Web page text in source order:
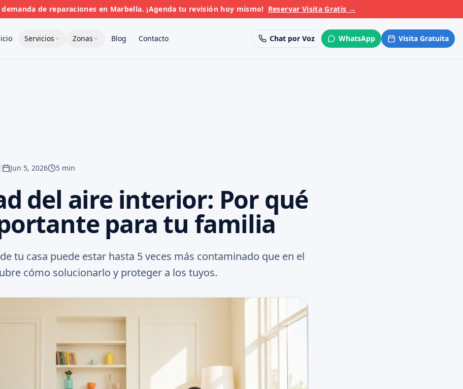
demanda de reparaciones en Marbella. ¡Agenda tu revisión hoy mismo! Reservar Visita Gratis →
Servicios Zonas Blog Contacto Chat por Voz WhatsApp Visita Gratuita
Jun 5, 2026 5 min
del aire interior: Por qué
para tu familia
tu casa puede estar hasta 5 veces más contaminado que en el
cómo solucionarlo y proteger a los tuyos.